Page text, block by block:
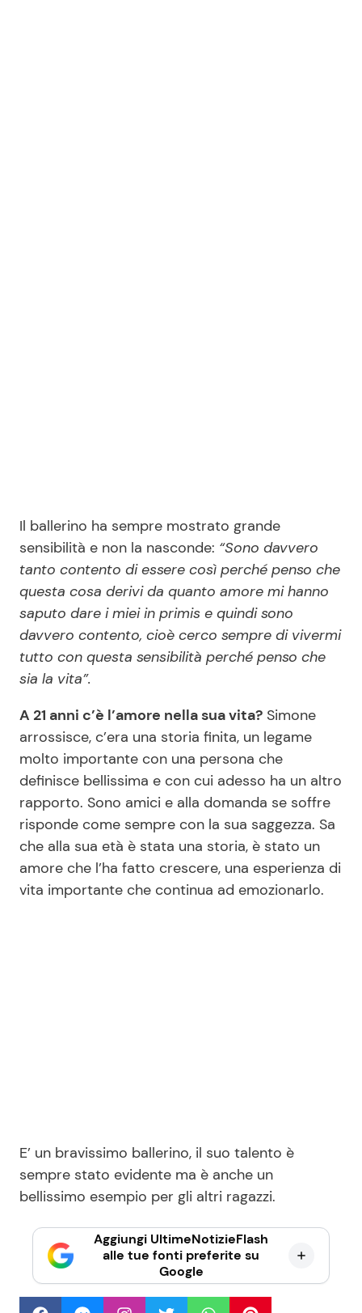
Il ballerino ha sempre mostrato grande
sensibilità e non la nasconde: “Sono davvero
tanto contento di essere così perché penso che
questa cosa derivi da quanto amore mi hanno
saputo dare i miei in primis e quindi sono
davvero contento, cioè cerco sempre di vivermi
tutto con questa sensibilità perché penso che
sia la vita”.
A 21 anni c’è l’amore nella sua vita? Simone
arrossisce, c’era una storia finita, un legame
molto importante con una persona che
definisce bellissima e con cui adesso ha un altro
rapporto. Sono amici e alla domanda se soffre
risponde come sempre con la sua saggezza. Sa
che alla sua età è stata una storia, è stato un
amore che l’ha fatto crescere, una esperienza di
vita importante che continua ad emozionarlo.
E’ un bravissimo ballerino, il suo talento è
sempre stato evidente ma è anche un
bellissimo esempio per gli altri ragazzi.
Aggiungi UltimeNotizieFlash
alle tue fonti preferite su
Google